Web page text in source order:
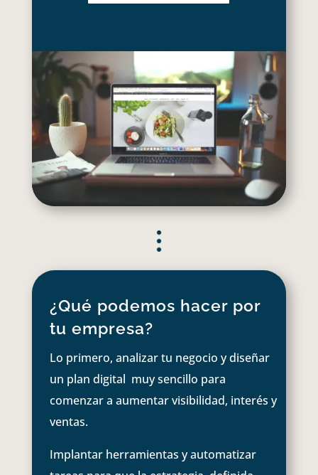
¿Qué podemos hacer por
tu empresa?
Lo primero, analizar tu negocio y diseñar
un plan digital muy sencillo para
comenzar a aumentar visibilidad, interés y
ventas.
Implantar herramientas y automatizar